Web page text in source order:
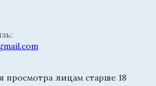
просмотра лицам старше 18